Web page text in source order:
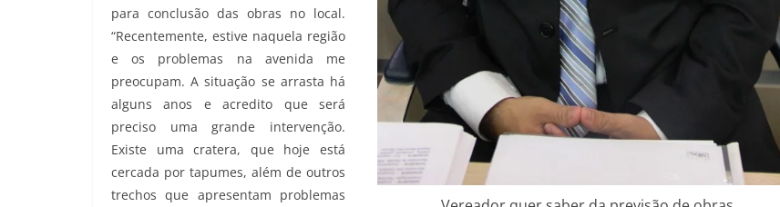
para conclusão das obras no local.
“Recentemente, estive naquela região
e os problemas na avenida me
preocupam. A situação se arrasta há
alguns anos e acredito que será
preciso uma grande intervenção.
Existe uma cratera, que hoje está
cercada por tapumes, além de outros
trechos que apresentam problemas